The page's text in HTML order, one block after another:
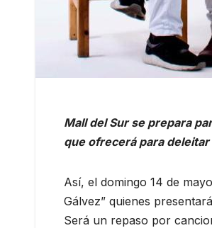
Mall del Sur se prepara
que ofrecerá para
Así, el domingo 14 de
Gálvez” quienes
Será un repaso por